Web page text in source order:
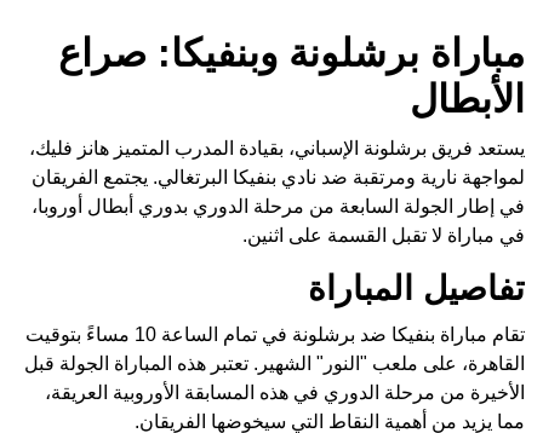
مباراة برشلونة وبنفيكا: صراع
الأبطال
يستعد فريق برشلونة الإسباني، بقيادة المدرب المتميز هانز فليك،
لمواجهة نارية ومرتقبة ضد نادي بنفيكا البرتغالي. يجتمع الفريقان
في إطار الجولة السابعة من مرحلة الدوري بدوري أبطال أوروبا،
في مباراة لا تقبل القسمة على اثنين.
تفاصيل المباراة
تقام مباراة بنفيكا ضد برشلونة في تمام الساعة 10 مساءً بتوقيت
القاهرة، على ملعب "النور" الشهير. تعتبر هذه المباراة الجولة قبل
الأخيرة من مرحلة الدوري في هذه المسابقة الأوروبية العريقة،
مما يزيد من أهمية النقاط التي سيخوضها الفريقان.